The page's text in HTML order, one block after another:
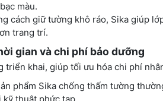
màu.
cách giữ tường khô ráo, Sika giúp
trang trí.
gian và chi phí bảo dưỡng
triển khai, giúp tối ưu hóa chi phí
phẩm Sika chống thấm tường